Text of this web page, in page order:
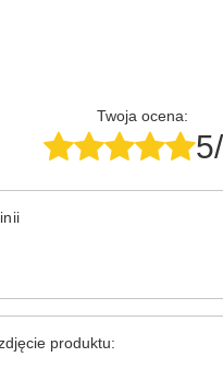
Twoja ocena:
produktu: